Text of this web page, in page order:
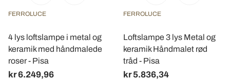
FERROLUCE
4 lys loftslampe i metal og
keramik med håndmalede
roser - Pisa
kr 6.249,96
FERROLUCE
Loftslampe 3 lys Metal og
keramik Håndmalet rød
tråd - Pisa
kr 5.836,34